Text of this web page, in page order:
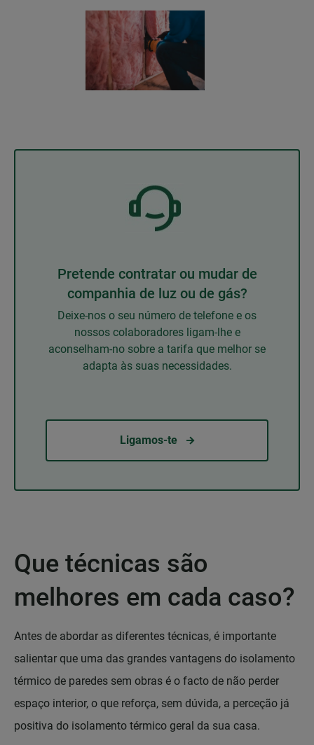
Pretende contratar ou mudar de
companhia de luz ou de gás?
Deixe-nos o seu número de telefone e os
nossos colaboradores ligam-lhe e
aconselham-no sobre a tarifa que melhor se
adapta às suas necessidades.
Ligamos-te
Que técnicas são
melhores em cada caso?
Antes de abordar as diferentes técnicas, é importante
salientar que uma das grandes vantagens do isolamento
térmico de paredes sem obras é o facto de não perder
espaço interior, o que reforça, sem dúvida, a perceção já
positiva do isolamento térmico geral da sua casa.